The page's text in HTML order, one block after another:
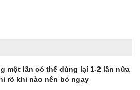
một lần có thể dùng lại 1-2 lần nữa
rõ khi nào nên bỏ ngay